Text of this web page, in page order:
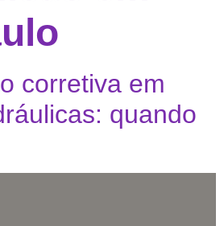
corretiva em
quando